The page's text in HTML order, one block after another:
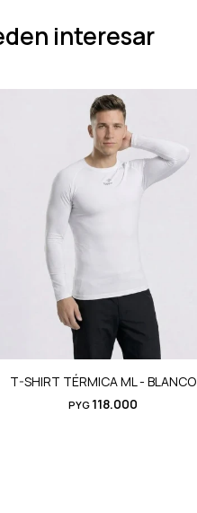
interesar
T-SHIRT TÉRMICA ML - BLANCO
PYG 118.000